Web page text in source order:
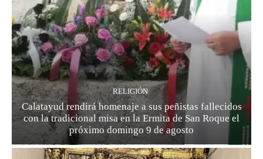
RELIGIÓN
Calatayud rendirá homenaje a sus peñistas fallecidos
con la tradicional misa en la Ermita de San Roque el
próximo domingo 9 de agosto